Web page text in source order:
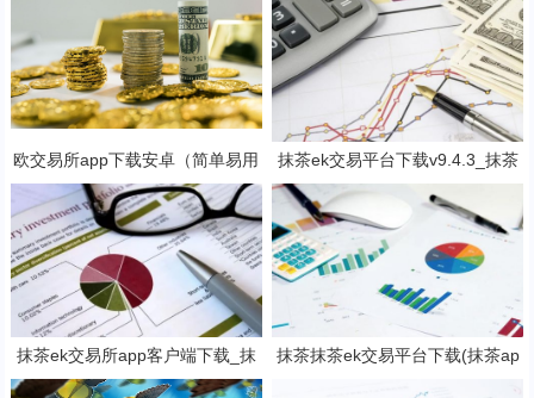
欧交易所app下载安卓（简单易用
的数字货币交易app）
抹茶ek交易平台下载v9.4.3_抹茶
交易软件免费下载
抹茶ek交易所app客户端下载_抹
茶ek钱包v8.15.2下载
抹茶抹茶ek交易平台下载(抹茶ap